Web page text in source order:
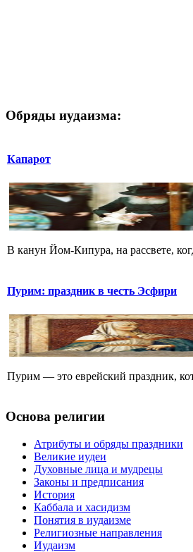
Обряды иудаизма:
Капарот
В канун Йом-Кипура, на рассвете,
Пурим: праздник в честь Эсфири
Пурим — это еврейский праздник,
Основа религии
Атрибуты и обряды праздники
Великие иудеи
Духовные лица и мудрецы
Законы и предписания
История
Каббала и хасидизм
Понятия в иудаизме
Религиозные направления
Иудаизм